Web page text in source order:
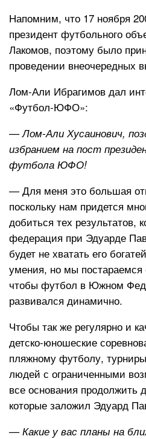
Напомним, что 17 ноября
президент футбольного
Лакомов, поэтому было
проведении внеочередных
Лом-Али Ибрагимов дал
«Футбол-ЮФО»:
— Лом-Али Хусаинович,
избранием на пост
футбола ЮФО!
— Для меня это большая
поскольку нам придется
добиться тех результатов,
федерация при Эдуарде
будет не хватать его
умения, но мы постараемся
чтобы футбол в Южном
развивался динамично.
Чтобы так же регулярно и
детско-юношеские
пляжному футболу,
людей с ограниченными
все основания продолжить
которые заложил Эдуард
— Какие у вас планы на